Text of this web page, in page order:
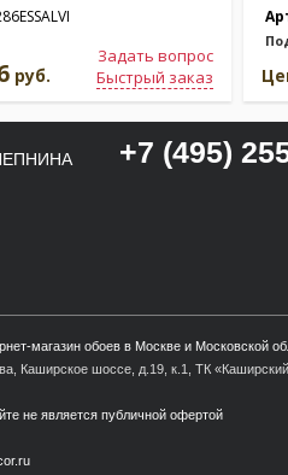
Задать вопрос
Быстрый заказ
руб.
+7 (495)
магазин обоев в Москве и Московской
Каширское шоссе, д.19, к.1, ТК
не является публичной офертой